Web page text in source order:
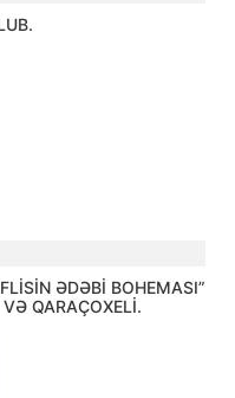
ƏDƏBİ BOHEMASI”
QARAÇOXELİ.